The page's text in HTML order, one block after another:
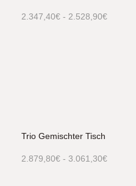
2.347,40€ - 2.528,90€
Trio Gemischter Tisch
2.879,80€ - 3.061,30€